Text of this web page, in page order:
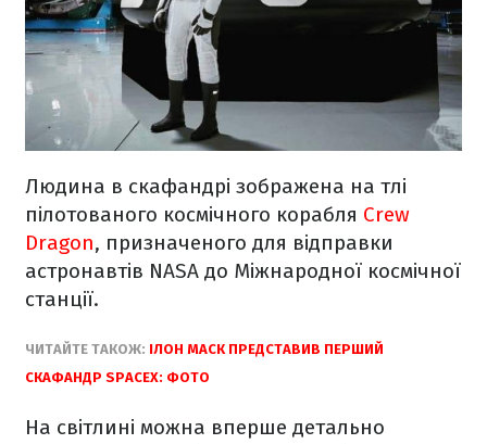
Людина в скафандрі зображена на тлі
пілотованого космічного корабля Crew
Dragon, призначеного для відправки
астронавтів NASA до Міжнародної космічної
станції.
ЧИТАЙТЕ ТАКОЖ: ІЛОН МАСК ПРЕДСТАВИВ ПЕРШИЙ
СКАФАНДР SPACEX: ФОТО
На світлині можна вперше детально